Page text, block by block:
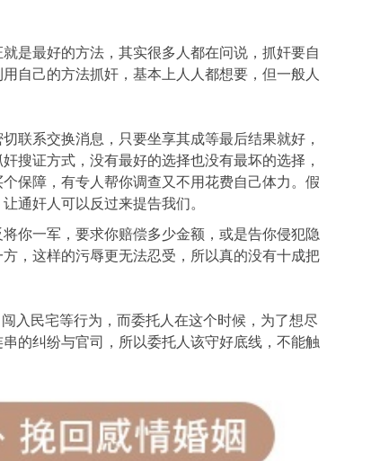
是最好的方法，其实很多人都在问说，抓奸要自
自己的方法抓奸，基本上人人都想要，但一般人
联系交换消息，只要坐享其成等最后结果就好，
搜证方式，没有最好的选择也没有最坏的选择，
保障，有专人帮你调查又不用花费自己体力。假
通奸人可以反过来提告我们。
你一军，要求你赔偿多少金额，或是告你侵犯隐
，这样的污辱更无法忍受，所以真的没有十成把
入民宅等行为，而委托人在这个时候，为了想尽
的纠纷与官司，所以委托人该守好底线，不能触